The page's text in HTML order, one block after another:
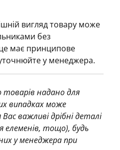
вигляд товару може
без
має принципове
у менеджера.
надано для
випадках може
важливі дрібні деталі
елеменів, тощо), будь
у менеджера при